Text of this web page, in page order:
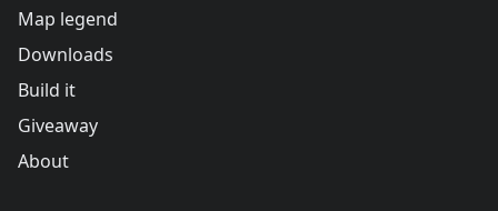
Map legend
Downloads
Build it
Giveaway
About